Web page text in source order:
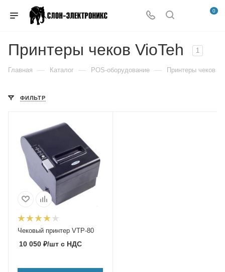
0
Принтеры чеков VioTeh 1
Главная — Каталог — POS-оборудование — Принтеры чеков
ФИЛЬТР
Чековый принтер VTP-80
10 050 ₽/шт с НДС